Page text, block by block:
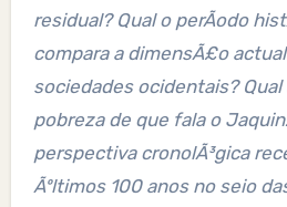
residual? Qual o perÃ­odo
compara a dimensÃ£o
sociedades ocidentais?
pobreza de que fala o
perspectiva cronolÃ³gica
Ãºltimos 100 anos no seio